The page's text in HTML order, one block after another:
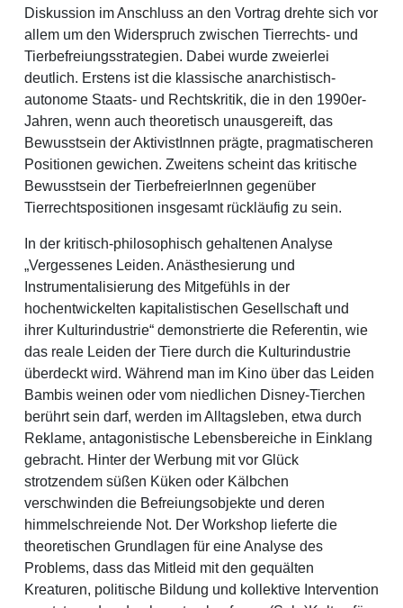
Diskussion im Anschluss an den Vortrag drehte sich vor
allem um den Widerspruch zwischen Tierrechts- und
Tierbefreiungsstrategien. Dabei wurde zweierlei
deutlich. Erstens ist die klassische anarchistisch-
autonome Staats- und Rechtskritik, die in den 1990er-
Jahren, wenn auch theoretisch unausgereift, das
Bewusstsein der AktivistInnen prägte, pragmatischeren
Positionen gewichen. Zweitens scheint das kritische
Bewusstsein der TierbefreierInnen gegenüber
Tierrechtspositionen insgesamt rückläufig zu sein.
In der kritisch-philosophisch gehaltenen Analyse
„Vergessenes Leiden. Anästhesierung und
Instrumentalisierung des Mitgefühls in der
hochentwickelten kapitalistischen Gesellschaft und
ihrer Kulturindustrie“ demonstrierte die Referentin, wie
das reale Leiden der Tiere durch die Kulturindustrie
überdeckt wird. Während man im Kino über das Leiden
Bambis weinen oder vom niedlichen Disney-Tierchen
berührt sein darf, werden im Alltagsleben, etwa durch
Reklame, antagonistische Lebensbereiche in Einklang
gebracht. Hinter der Werbung mit vor Glück
strotzendem süßen Küken oder Kälbchen
verschwinden die Befreiungsobjekte und deren
himmelschreiende Not. Der Workshop lieferte die
theoretischen Grundlagen für eine Analyse des
Problems, dass das Mitleid mit den gequälten
Kreaturen, politische Bildung und kollektive Intervention